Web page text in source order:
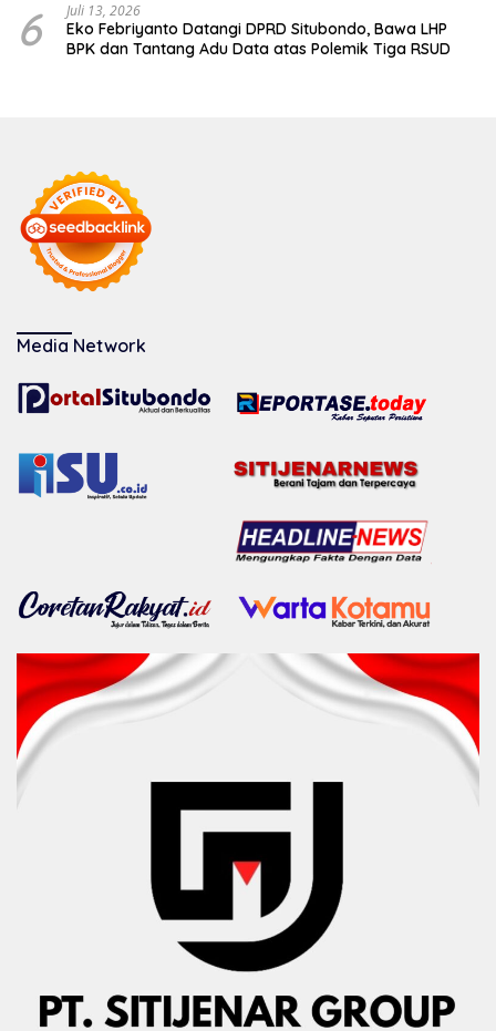
6 Juli 13, 2026
Eko Febriyanto Datangi DPRD Situbondo, Bawa LHP
BPK dan Tantang Adu Data atas Polemik Tiga RSUD
Media Network